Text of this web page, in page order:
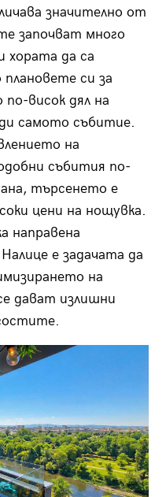
значително от
започват много
хората да са
си за
висок дял на
самото събитие.
на
събития по-
търсенето е
цени на нощувка.
направена
е задачата да
на
дават излишни